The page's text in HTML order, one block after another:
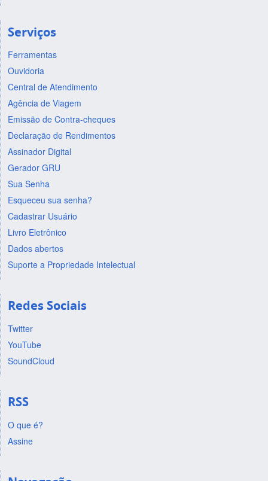
Serviços
Ferramentas
Ouvidoria
Central de Atendimento
Agência de Viagem
Emissão de Contra-cheques
Declaração de Rendimentos
Assinador Digital
Gerador GRU
Sua Senha
Esqueceu sua senha?
Cadastrar Usuário
Livro Eletrônico
Dados abertos
Suporte a Propriedade Intelectual
Redes Sociais
Twitter
YouTube
SoundCloud
RSS
O que é?
Assine